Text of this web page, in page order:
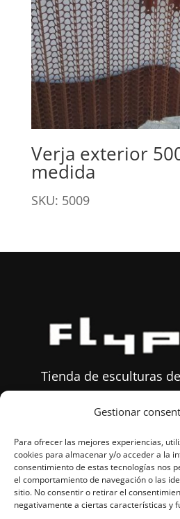
Gestionar
Para ofrecer las mejores experiencias,
cookies para almacenar y/o acceder a la
consentimiento de estas tecnologías nos
el comportamiento de navegación o las
sitio. No consentir o retirar el
negativamente a ciertas características y
Verja exterior
medida
SKU: 5009
Tienda de esculturas
Sobre Flyppy
Mail:
Tlfn:677 635 480
Condiciones de Venta